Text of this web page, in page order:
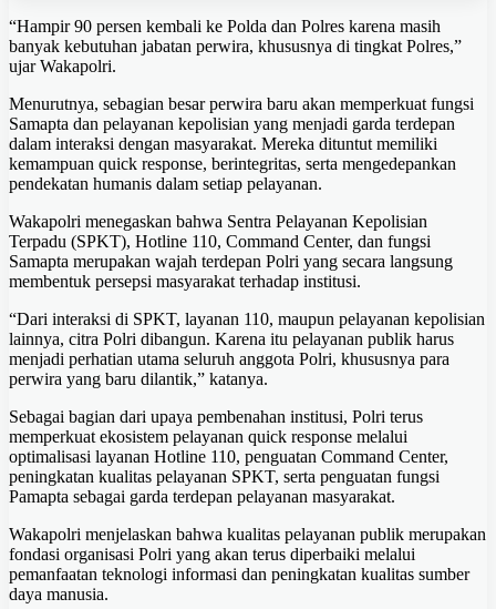
“Hampir 90 persen kembali ke Polda dan Polres karena masih
banyak kebutuhan jabatan perwira, khususnya di tingkat Polres,”
ujar Wakapolri.
Menurutnya, sebagian besar perwira baru akan memperkuat fungsi
Samapta dan pelayanan kepolisian yang menjadi garda terdepan
dalam interaksi dengan masyarakat. Mereka dituntut memiliki
kemampuan quick response, berintegritas, serta mengedepankan
pendekatan humanis dalam setiap pelayanan.
Wakapolri menegaskan bahwa Sentra Pelayanan Kepolisian
Terpadu (SPKT), Hotline 110, Command Center, dan fungsi
Samapta merupakan wajah terdepan Polri yang secara langsung
membentuk persepsi masyarakat terhadap institusi.
“Dari interaksi di SPKT, layanan 110, maupun pelayanan kepolisian
lainnya, citra Polri dibangun. Karena itu pelayanan publik harus
menjadi perhatian utama seluruh anggota Polri, khususnya para
perwira yang baru dilantik,” katanya.
Sebagai bagian dari upaya pembenahan institusi, Polri terus
memperkuat ekosistem pelayanan quick response melalui
optimalisasi layanan Hotline 110, penguatan Command Center,
peningkatan kualitas pelayanan SPKT, serta penguatan fungsi
Pamapta sebagai garda terdepan pelayanan masyarakat.
Wakapolri menjelaskan bahwa kualitas pelayanan publik merupakan
fondasi organisasi Polri yang akan terus diperbaiki melalui
pemanfaatan teknologi informasi dan peningkatan kualitas sumber
daya manusia.